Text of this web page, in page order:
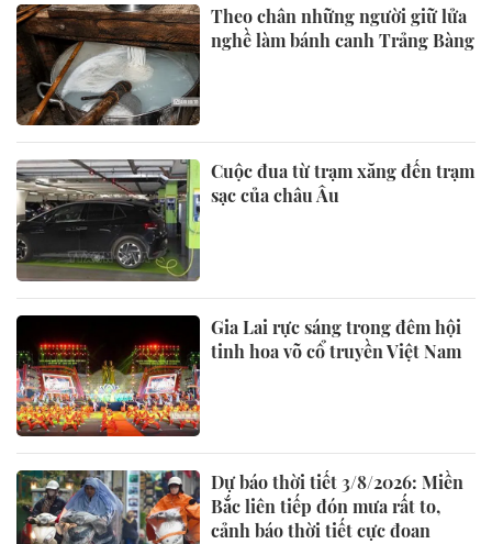
Theo chân những người giữ lửa
nghề làm bánh canh Trảng Bàng
Cuộc đua từ trạm xăng đến trạm
sạc của châu Âu
Gia Lai rực sáng trong đêm hội
tinh hoa võ cổ truyền Việt Nam
Dự báo thời tiết 3/8/2026: Miền
Bắc liên tiếp đón mưa rất to,
cảnh báo thời tiết cực đoan